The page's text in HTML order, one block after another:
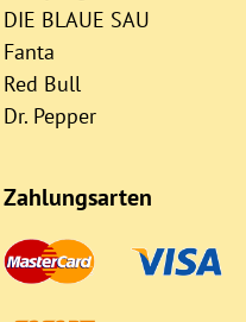
DIE BLAUE SAU
Fanta
Red Bull
Dr. Pepper
Zahlungsarten